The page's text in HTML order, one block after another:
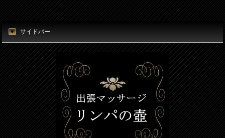
時刻（必須）
お名前（必須）
メールアドレス（必須）
電話番号（必須）
店名
東京リンパの壺
所在地
東京都港区新橋5丁目5番地3号
電話番号
080-7812-3053
メールアドレス
info@thubo.biz
サイドバー